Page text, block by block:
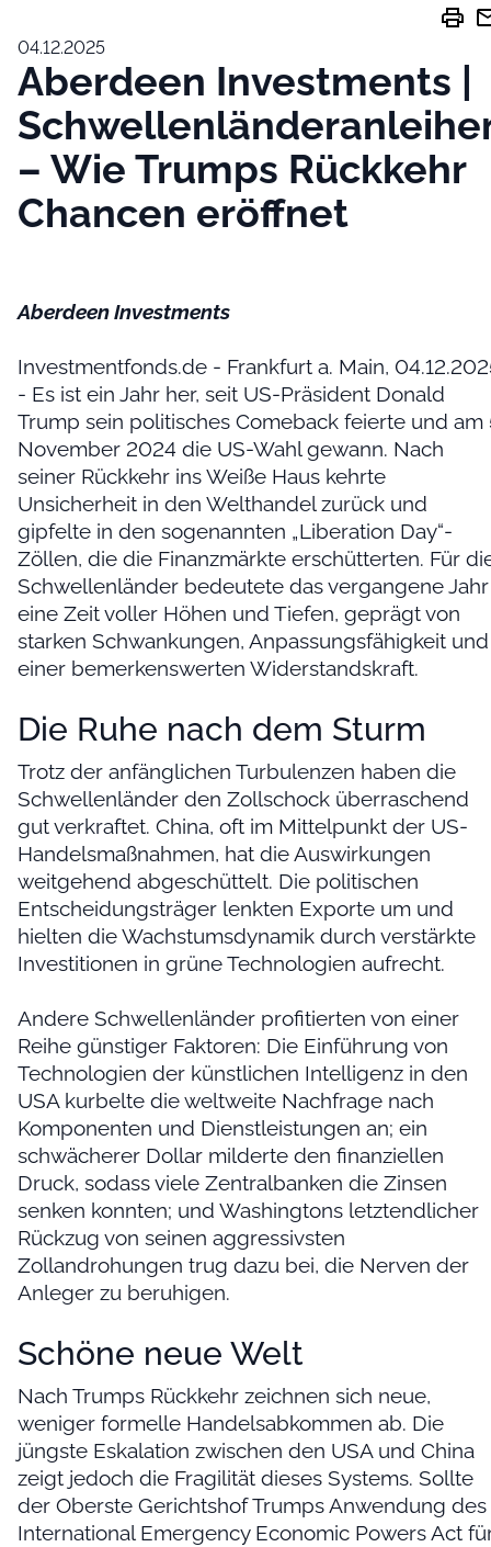
print
04.12.2025
Aberdeen Investments |
– Wie Trumps Rückkehr
Chancen eröffnet
Aberdeen Investments
Investmentfonds.de - Frankfurt a. Main,
- Es ist ein Jahr her, seit US-Präsident Donald
Trump sein politisches Comeback feierte und am
November 2024 die US-Wahl gewann. Nach
seiner Rückkehr ins Weiße Haus kehrte
Unsicherheit in den Welthandel zurück und
gipfelte in den sogenannten „Liberation Day“-
Zöllen, die die Finanzmärkte erschütterten. Für
Schwellenländer bedeutete das vergangene Jahr
eine Zeit voller Höhen und Tiefen, geprägt von
starken Schwankungen, Anpassungsfähigkeit und
einer bemerkenswerten Widerstandskraft.
Die Ruhe nach dem Sturm
Trotz der anfänglichen Turbulenzen haben die
Schwellenländer den Zollschock überraschend
gut verkraftet. China, oft im Mittelpunkt der US-
Handelsmaßnahmen, hat die Auswirkungen
weitgehend abgeschüttelt. Die politischen
Entscheidungsträger lenkten Exporte um und
hielten die Wachstumsdynamik durch verstärkte
Investitionen in grüne Technologien aufrecht.
Andere Schwellenländer profitierten von einer
Reihe günstiger Faktoren: Die Einführung von
Technologien der künstlichen Intelligenz in den
USA kurbelte die weltweite Nachfrage nach
Komponenten und Dienstleistungen an; ein
schwächerer Dollar milderte den finanziellen
Druck, sodass viele Zentralbanken die Zinsen
senken konnten; und Washingtons letztendlicher
Rückzug von seinen aggressivsten
Zollandrohungen trug dazu bei, die Nerven der
Anleger zu beruhigen.
Schöne neue Welt
Nach Trumps Rückkehr zeichnen sich neue,
weniger formelle Handelsabkommen ab. Die
jüngste Eskalation zwischen den USA und China
zeigt jedoch die Fragilität dieses Systems. Sollte
der Oberste Gerichtshof Trumps Anwendung des
International Emergency Economic Powers Act